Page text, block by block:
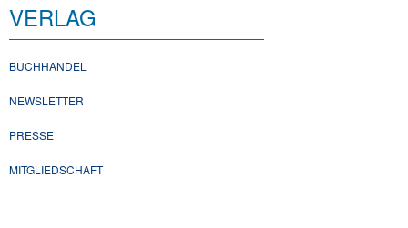
VERLAG
BUCHHANDEL
NEWSLETTER
PRESSE
MITGLIEDSCHAFT